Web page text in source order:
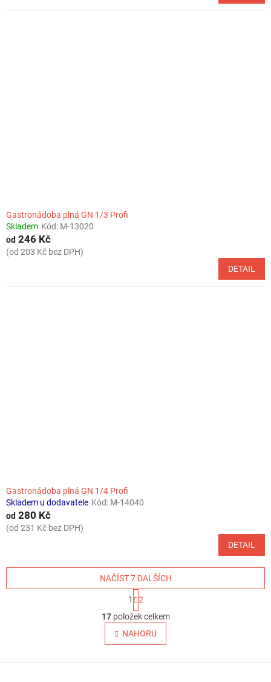
Gastronádoba plná GN 1/3 Profi
Skladem Kód: M-13020
od 246 Kč
(od 203 Kč bez DPH)
DETAIL
Gastronádoba plná GN 1/4 Profi
Skladem u dodavatele Kód: M-14040
od 280 Kč
(od 231 Kč bez DPH)
DETAIL
O
v
l
á
NAČÍST 7 DALŠÍCH
S
t
r
á
n
k
v
1
2
17položek celkem
NAHORU